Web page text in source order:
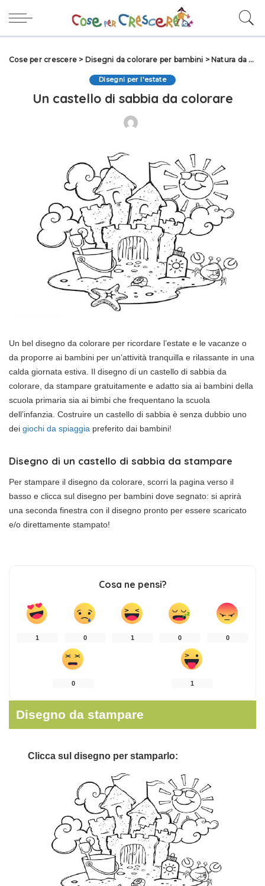
Cose per crescere > Disegni da colorare per bambini > Natura da colorare
Disegni per l'estate
Un castello di sabbia da colorare
Un bel disegno da colorare per ricordare l’estate e le vacanze o
da proporre ai bambini per un’attività tranquilla e rilassante in una
calda giornata estiva. Il disegno di un castello di sabbia da
colorare, da stampare gratuitamente e adatto sia ai bambini della
scuola primaria sia ai bimbi che frequentano la scuola
dell’infanzia. Costruire un castello di sabbia è senza dubbio uno
dei giochi da spiaggia preferito dai bambini!
Disegno di un castello di sabbia da stampare
Per stampare il disegno da colorare, scorri la pagina verso il
basso e clicca sul disegno per bambini dove segnato: si aprirà
una seconda finestra con il disegno pronto per essere scaricato
e/o direttamente stampato!
Cosa ne pensi?
1 0 1 0 0
0 1
Disegno da stampare
Clicca sul disegno per stamparlo: